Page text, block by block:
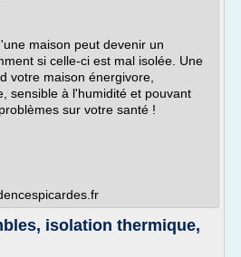
maison peut devenir un
si celle-ci est mal isolée. Une
votre maison énergivore,
sensible à l'humidité et pouvant
sur votre santé !
isolation thermique,